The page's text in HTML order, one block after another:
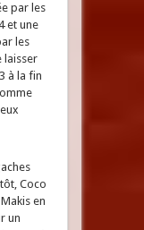
par les
et une
les
laisser
à la fin
Coco
en
un